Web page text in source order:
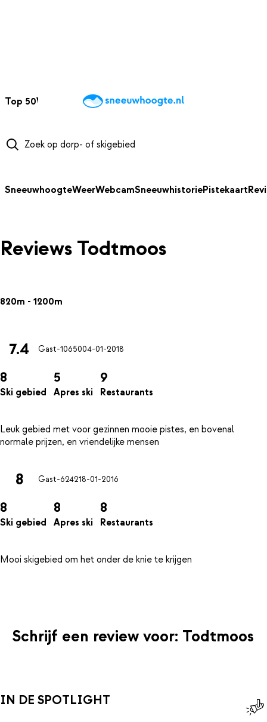
Top 50Webcams WintersportweerKaarten
SneeuwhoogteWeerWebcamSneeuwhistoriePistekaart
Reviews Todtmoos
820m - 1200m
7.4 Gast-1065004-01-2018
8
Ski gebied
5
Apres ski
9
Restaurants
Leuk gebied met voor gezinnen mooie pistes, en bovenal
8 Gast-624218-01-2016
8
Ski gebied
8
Apres ski
8
Restaurants
Mooi skigebied om het onder de knie te krijgen
Schrijf een review voor: Todtmoos
IN DE SPOTLIGHT